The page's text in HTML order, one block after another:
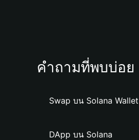
คำถามที่พบบ่อย
Swap บน Solana Wallet
DApp บน Solana